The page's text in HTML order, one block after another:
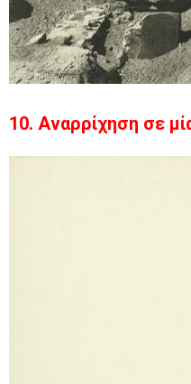
10. Αναρρίχηση σε